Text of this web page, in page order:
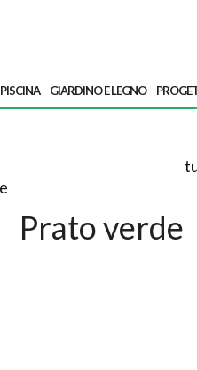
PISCINA GIARDINO E LEGNO
Prato verde